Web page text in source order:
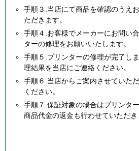
手順３.当店にて商品を確認のうえ
ただきます。
手順４.お客様でメーカーにお問い
ターの修理をお願いいたします。
手順５.プリンターの修理が完了し
理結果を当店にご連絡ください。
手順６.当店からご案内させていた
ください。
手順７.保証対象の場合はプリンタ
商品代金の返金も行わせていただき